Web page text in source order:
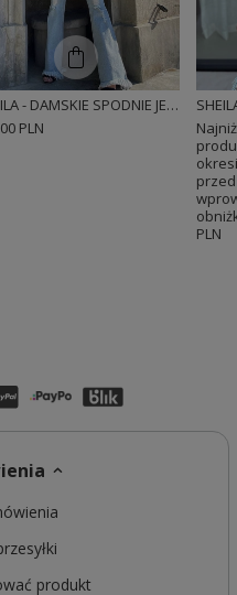
SHEILA - DAMSKIE SPODNIE JEANSOWE DZWONY NIEBIESKIE Z DZIURAMI NA CODZIEŃ
PLN
przed
PLN
produkt